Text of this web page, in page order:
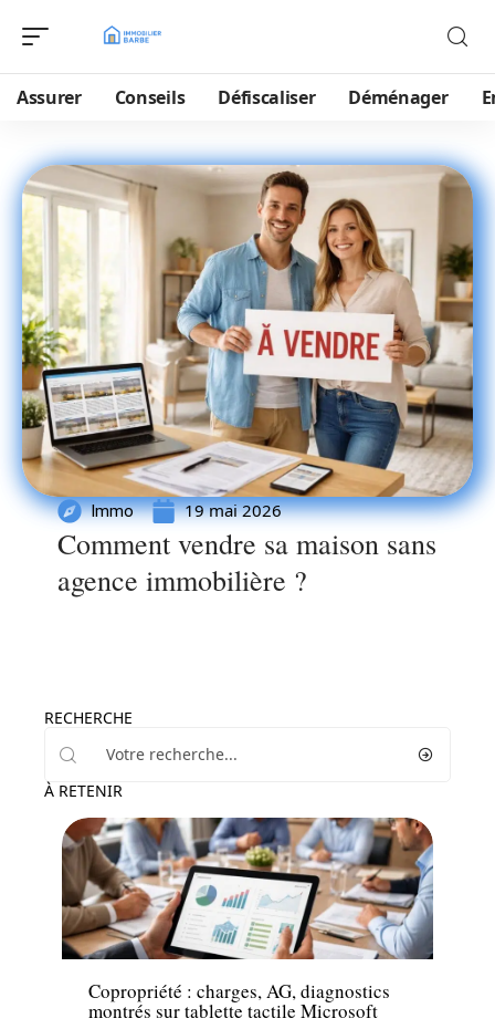
Assurer Conseils Défiscaliser Déménager
Immo 19 mai 2026
Comment vendre sa maison sans
agence immobilière ?
RECHERCHE
À RETENIR
Immo
Copropriété : charges, AG, diagnostics
montrés sur tablette tactile Microsoft